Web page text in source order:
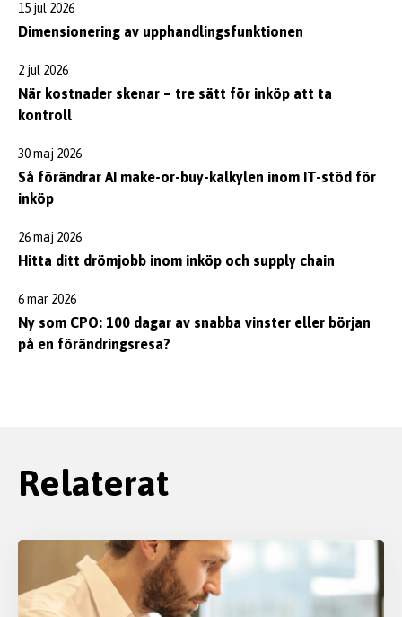
15 jul 2026
Dimensionering av upphandlingsfunktionen
2 jul 2026
När kostnader skenar – tre sätt för inköp att ta
kontroll
30 maj 2026
Så förändrar AI make-or-buy-kalkylen inom IT-stöd för
inköp
26 maj 2026
Hitta ditt drömjobb inom inköp och supply chain
6 mar 2026
Ny som CPO: 100 dagar av snabba vinster eller början
på en förändringsresa?
Relaterat